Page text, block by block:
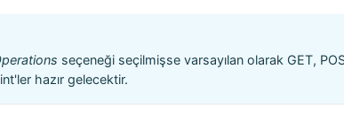
seçeneği seçilmişse varsayılan olarak GET,
hazır gelecektir.